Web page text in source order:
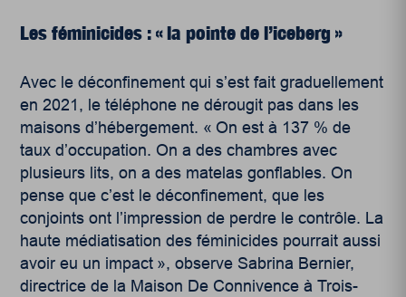
Les féminicides : « la pointe de l’iceberg »
Avec le déconfinement qui s’est fait graduellement
en 2021, le téléphone ne dérougit pas dans les
maisons d’hébergement. « On est à 137 % de
taux d’occupation. On a des chambres avec
plusieurs lits, on a des matelas gonflables. On
pense que c’est le déconfinement, que les
conjoints ont l’impression de perdre le contrôle. La
haute médiatisation des féminicides pourrait aussi
avoir eu un impact », observe Sabrina Bernier,
directrice de la Maison De Connivence à Trois-